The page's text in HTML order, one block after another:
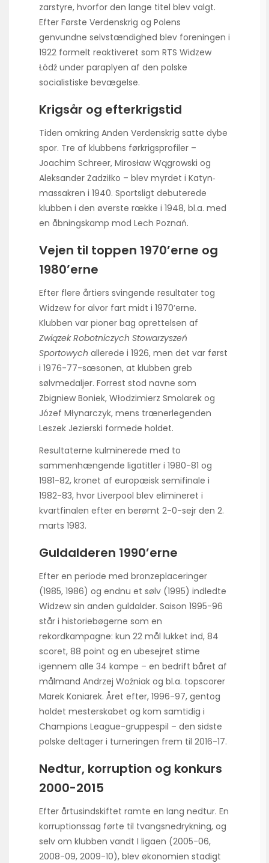
zarstyre, hvorfor den lange titel blev valgt.
Efter Første Verdenskrig og Polens
genvundne selvstændighed blev foreningen i
1922 formelt reaktiveret som RTS Widzew
Łódź under paraplyen af den polske
socialistiske bevægelse.
Krigsår og efterkrigstid
Tiden omkring Anden Verdenskrig satte dybe
spor. Tre af klubbens førkrigsprofiler –
Joachim Schreer, Mirosław Wągrowski og
Aleksander Żadziłko – blev myrdet i Katyn‐
massakren i 1940. Sportsligt debuterede
klubben i den øverste række i 1948, bl.a. med
en åbningskamp mod Lech Poznań.
Vejen til toppen 1970’erne og
1980’erne
Efter flere årtiers svingende resultater tog
Widzew for alvor fart midt i 1970’erne.
Klubben var pioner bag oprettelsen af
Związek Robotniczych Stowarzyszeń
Sportowych allerede i 1926, men det var først
i 1976-77-sæsonen, at klubben greb
sølvmedaljer. Forrest stod navne som
Zbigniew Boniek, Włodzimierz Smolarek og
Józef Młynarczyk, mens trænerlegenden
Leszek Jezierski formede holdet.
Resultaterne kulminerede med to
sammenhængende ligatitler i 1980-81 og
1981-82, kronet af europæisk semifinale i
1982-83, hvor Liverpool blev elimineret i
kvartfinalen efter en berømt 2-0-sejr den 2.
marts 1983.
Guldalderen 1990’erne
Efter en periode med bronzeplaceringer
(1985, 1986) og endnu et sølv (1995) indledte
Widzew sin anden guldalder. Saison 1995-96
står i historiebøgerne som en
rekordkampagne: kun 22 mål lukket ind, 84
scoret, 88 point og en ubesejret stime
igennem alle 34 kampe – en bedrift båret af
målmand Andrzej Woźniak og bl.a. topscorer
Marek Koniarek. Året efter, 1996-97, gentog
holdet mesterskabet og kom samtidig i
Champions League-gruppespil – den sidste
polske deltager i turneringen frem til 2016-17.
Nedtur, korruption og konkurs
2000-2015
Efter årtusindskiftet ramte en lang nedtur. En
korruptionssag førte til tvangsnedrykning, og
selv om klubben vandt I ligaen (2005-06,
2008-09, 2009-10), blev økonomien stadigt